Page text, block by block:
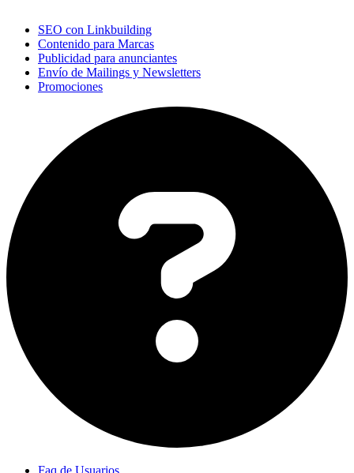
SEO con Linkbuilding
Contenido para Marcas
Publicidad para anunciantes
Envío de Mailings y Newsletters
Promociones
Faq de Usuarios